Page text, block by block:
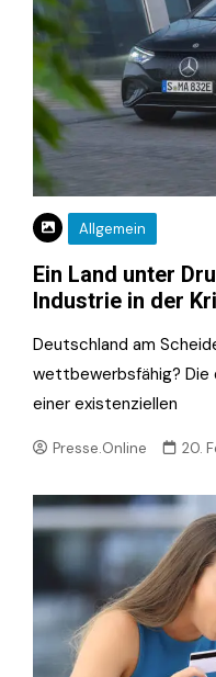
Allgemein
Ein Land unter
Industrie in der
Deutschland am
wettbewerbsfähig?
einer existenziellen
Presse.Online 20.